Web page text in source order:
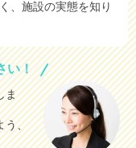
、施設の実態を知り
い！
ま
う、